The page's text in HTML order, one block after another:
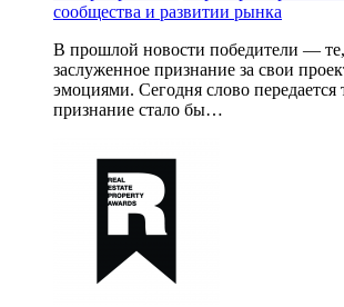
сообщества и развитии рынка
В прошлой новости победители —
заслуженное признание за свои
эмоциями. Сегодня слово передается
признание стало бы…